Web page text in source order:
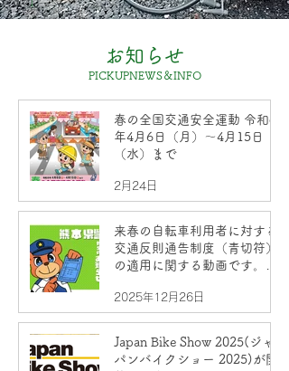
お知らせ
PICKUPNEWS＆INFO
春の全国交通安全運動 令和8
年4月6日（月）〜4月15日
（水）まで
2月24日
来春の自転車利用者に対する
交通反則通告制度（青切符）
の適用に関する動画です。ぜ
2025年12月26日
Japan Bike Show 2025(ジャ
パンバイクショー 2025)が開